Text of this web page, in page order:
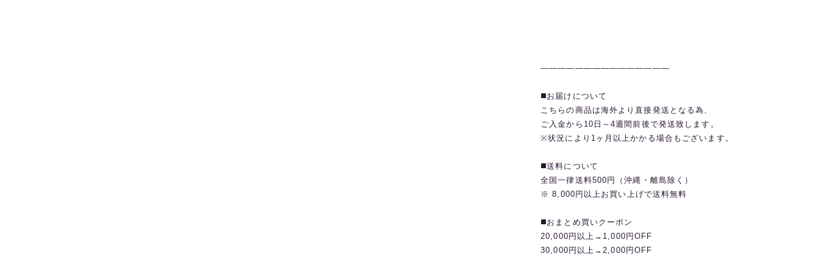
———————————————
◼️お届けについて
こちらの商品は海外より直接発送となる為、
ご入金から10日～4週間前後で発送致します。
※状況により1ヶ月以上かかる場合もございます。
◼️送料について
全国一律送料500円（沖縄・離島除く）
※ 8,000円以上お買い上げで送料無料
◼️おまとめ買いクーポン
20,000円以上→1,000円OFF
30,000円以上→2,000円OFF